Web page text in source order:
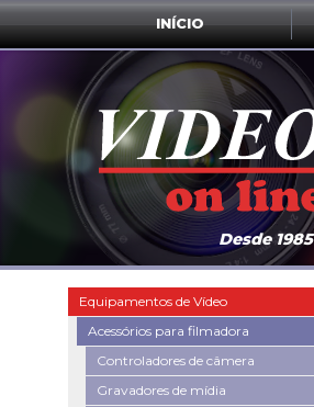
INÍCIO
Desde 1985
Equipamentos de Vídeo
Acessórios para filmadora
Controladores de câmera
Gravadores de mídia